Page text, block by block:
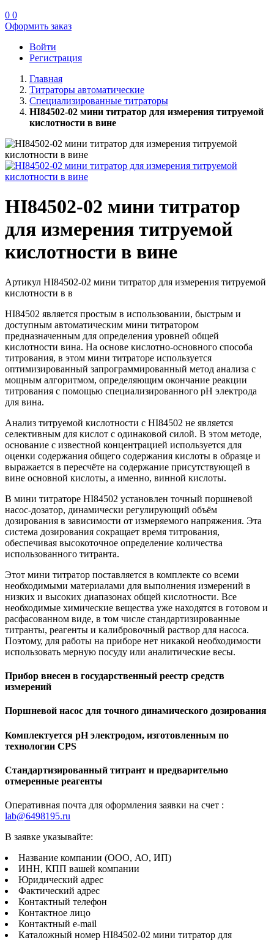
0 0
Оформить заказ
Войти
Регистрация
Главная
Титраторы автоматические
Специализированные титраторы
HI84502-02 мини титратор для измерения титруемой
кислотности в вине
HI84502-02 мини титратор
для измерения титруемой
кислотности в вине
Артикул HI84502-02 мини титратор для измерения титруемой
кислотности в в
HI84502 является простым в использовании, быстрым и
доступным автоматическим мини титратором
предназначенным для определения уровней общей
кислотности вина. На основе кислотно-основного способа
титрования, в этом мини титраторе используется
оптимизированный запрограммированный метод анализа с
мощным алгоритмом, определяющим окончание реакции
титрования с помощью специализированного рН электрода
для вина.
Анализ титруемой кислотности с HI84502 не является
селективным для кислот с одинаковой силой. В этом методе,
основание с известной концентрацией используется для
оценки содержания общего содержания кислоты в образце и
выражается в пересчёте на содержание присутствующей в
вине основной кислоты, а именно, винной кислоты.
В мини титраторе HI84502 установлен точный поршневой
насос-дозатор, динамически регулирующий объём
дозирования в зависимости от измеряемого напряжения. Эта
система дозирования сокращает время титрования,
обеспечивая высокоточное определение количества
использованного титранта.
Этот мини титратор поставляется в комплекте со всеми
необходимыми материалами для выполнения измерений в
низких и высоких диапазонах общей кислотности. Все
необходимые химические вещества уже находятся в готовом и
расфасованном виде, в том числе стандартизированные
титранты, реагенты и калибровочный раствор для насоса.
Поэтому, для работы на приборе нет никакой необходимости
использовать мерную посуду или аналитические весы.
Прибор внесен в государственный реестр средств
измерений
Поршневой насос для точного динамического дозирования
Комплектуется рН электродом, изготовленным по
технологии CPS
Стандартизированный титрант и предварительно
отмеренные реагенты
Оперативная почта для оформления заявки на счет :
lab@6498195.ru
В заявке указывайте:
Название компании (ООО, АО, ИП)
ИНН, КПП вашей компании
Юридический адрес
Фактический адрес
Контактный телефон
Контактное лицо
Контактный e-mail
Каталожный номер HI84502-02 мини титратор для